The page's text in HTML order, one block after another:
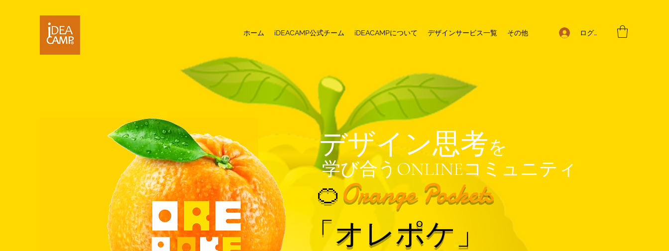
ホーム iDEACAMP公式チーム iDEACAMPについて デザインサービス一覧 その他 ログイン
デザイン思考を
🍊 Orange Pockets
学び合うONLINEコミュニティ
「オレポケ 」